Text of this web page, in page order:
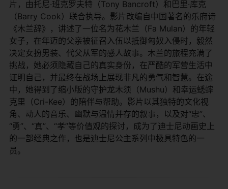
片，由托尼·班克罗夫特（Tony Bancroft）和巴里·库克
（Barry Cook）联合执导。影片改编自中国著名的乐府诗
《木兰辞》，讲述了一位名为花木兰（Fa Mulan）的年轻
女子，在年迈的父亲被征召入伍以抵御匈奴入侵时，毅然
决定女扮男装、代父从军的感人故事。木兰的旅程充满了
挑战，她必须隐藏自己的真实身份，在严酷的军营生活中
证明自己，并最终在战场上展现非凡的勇气和智慧。在途
中，她得到了缩小版的守护龙木须（Mushu）和幸运蟋蟀
克里（Cri-Kee）的陪伴与帮助。影片以其独特的文化视
角、动人的音乐、幽默与温情并存的叙事，以及对“忠”、
“勇”、“真”、“孝”等价值观的探讨，成为了迪士尼动画史上
的一部经典之作，也是迪士尼公主系列中极具特色的一
员。